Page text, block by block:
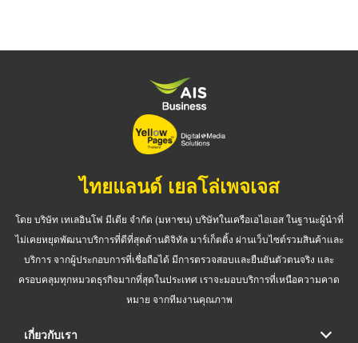
ไทยแลนด์ เยลโล่เพจเจส
โดย บริษัท เทเลอินโฟ มีเดีย จำกัด (มหาชน) บริษัทในเครือเอไอเอส ในฐานะผู้นำที่
ไม่เคยหยุดพัฒนาบริการที่ดีที่สุดด้านดิจิทัล มาร์เก็ตติ้ง ผ่านเว็บไซต์รวมสินค้าและ
บริการ จากผู้ประกอบการที่เชื่อถือได้ มีการตรวจสอบและยืนยันตัวตนจริง และ
ครอบคลุมทุกหมวดธุรกิจมากที่สุดในประเทศ เราจะมอบบริการที่เหนือความคาด
หมาย จากทีมงานคุณภาพ
เกี่ยวกับเรา